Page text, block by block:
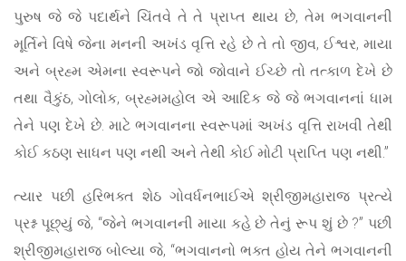
પુરુષ જે જે પદાર્થને ચિંતવે તે તે પ્રાપ્ત થાય છે, તેમ ભગવાનની
મૂર્તિને વિષે જેના મનની અખંડ વૃત્તિ રહે છે તે તો જીવ, ઈશ્વર, માયા
અને બ્રહ્મ એમના સ્વરૂપને જો જોવાને ઈચ્છે તો તત્કાળ દેખે છે
તથા વૈકુંઠ, ગોલોક, બ્રહ્મમહોલ એ આદિક જે જે ભગવાનનાં ધામ
તેને પણ દેખે છે. માટે ભગવાનના સ્વરૂપમાં અખંડ વૃત્તિ રાખવી તેથી
કોઈ કઠણ સાધન પણ નથી અને તેથી કોઈ મોટી પ્રાપ્તિ પણ નથી.”
ત્યાર પછી હરિભક્ત શેઠ ગોવર્ધનભાઈએ શ્રીજીમહારાજ પ્રત્યે
પ્રશ્ન પૂછ્યું જે, “જેને ભગવાનની માયા કહે છે તેનું રૂપ શું છે ?” પછી
શ્રીજીમહારાજ બોલ્યા જે, “ભગવાનનો ભક્ત હોય તેને ભગવાનની